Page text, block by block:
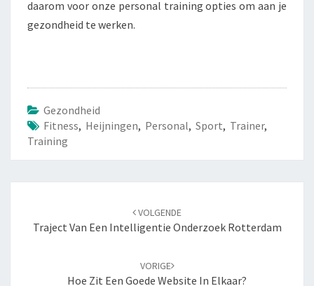
daarom voor onze personal training opties om aan je
gezondheid te werken.
Gezondheid
Fitness, Heijningen, Personal, Sport, Trainer,
Training
door
berichten
VOLGENDE
Traject Van Een Intelligentie Onderzoek Rotterdam
VORIGE
Hoe Zit Een Goede Website In Elkaar?